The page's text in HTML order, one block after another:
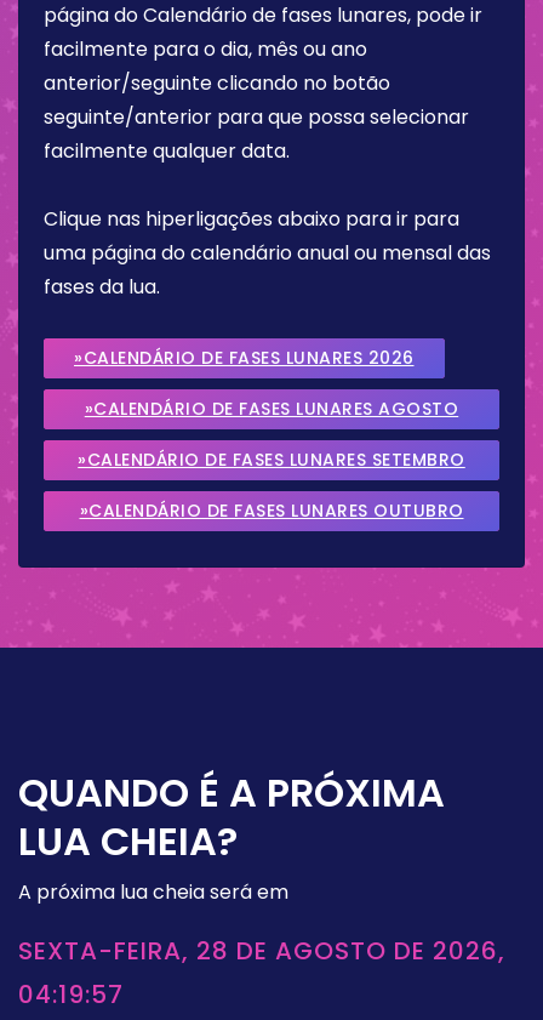
página do Calendário de fases lunares, pode ir
facilmente para o dia, mês ou ano
anterior/seguinte clicando no botão
seguinte/anterior para que possa selecionar
facilmente qualquer data.
Clique nas hiperligações abaixo para ir para
uma página do calendário anual ou mensal das
fases da lua.
»CALENDÁRIO DE FASES LUNARES 2026
»CALENDÁRIO DE FASES LUNARES AGOSTO
2026
»CALENDÁRIO DE FASES LUNARES SETEMBRO
2026
»CALENDÁRIO DE FASES LUNARES OUTUBRO
QUANDO É A PRÓXIMA
LUA CHEIA?
A próxima lua cheia será em
SEXTA-FEIRA, 28 DE AGOSTO DE 2026,
04:19:57